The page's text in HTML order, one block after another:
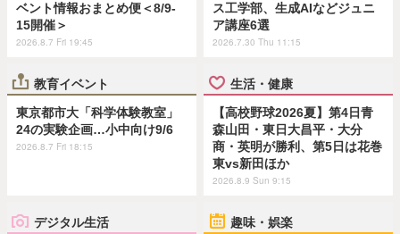
ベント情報おまとめ便＜8/9-
15開催＞
2026.8.7 Fri 19:45
ス工学部、生成AIなどジュニ
ア講座6選
2026.7.30 Thu 11:15
教育イベント
東京都市大「科学体験教室」
24の実験企画…小中向け9/6
2026.8.7 Fri 18:15
生活・健康
【高校野球2026夏】第4日青
森山田・東日大昌平・大分
商・英明が勝利、第5日は花巻
東vs新田ほか
2026.8.9 Sun 9:15
デジタル生活 趣味・娯楽